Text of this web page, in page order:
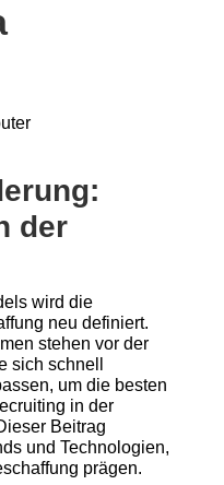
der
wird die
neu definiert.
stehen vor der
sich schnell
um die besten
in der
Beitrag
und Technologien,
prägen.